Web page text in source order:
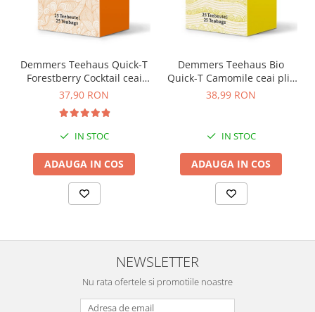
Demmers Teehaus Quick-T
Forestberry Cocktail ceai
plic aromat bio 25buc
37,90 RON
IN STOC
ADAUGA IN COS
Demmers Teehaus Bio
Quick-T Camomile ceai plic
mușețel 25buc
38,99 RON
IN STOC
ADAUGA IN COS
NEWSLETTER
Nu rata ofertele si promotiile noastre